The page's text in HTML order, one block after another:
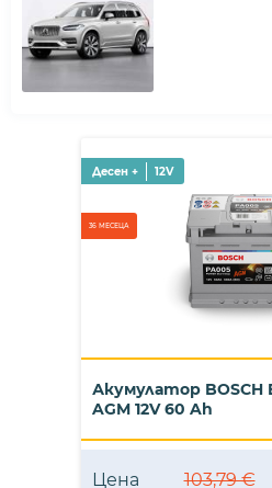
Десен + 12V
36 МЕСЕЦА
Акумулатор BOSCH
AGM 12V 60 Ah
Цена 103,79 €